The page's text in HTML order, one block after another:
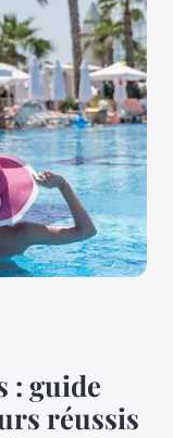
: guide
réussis